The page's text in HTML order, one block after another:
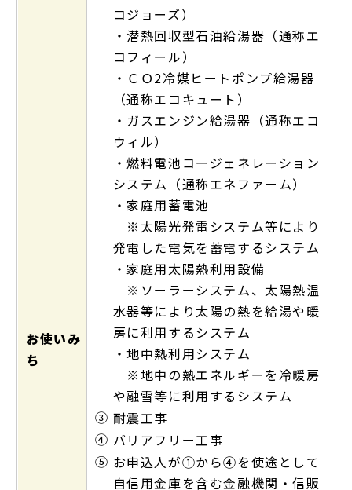
お使いみ
ち
コジョーズ）
・潜熱回収型石油給湯器（通称エ
コフィール）
・ＣＯ2冷媒ヒートポンプ給湯器
（通称エコキュート）
・ガスエンジン給湯器（通称エコ
ウィル）
・燃料電池コージェネレーション
システム（通称エネファーム）
・家庭用蓄電池
※太陽光発電システム等により
発電した電気を蓄電するシステム
・家庭用太陽熱利用設備
※ソーラーシステム、太陽熱温
水器等により太陽の熱を給湯や暖
房に利用するシステム
・地中熱利用システム
※地中の熱エネルギーを冷暖房
や融雪等に利用するシステム
③ 耐震工事
④ バリアフリー工事
⑤ お申込人が①から④を使途として
自信用金庫を含む金融機関・信販